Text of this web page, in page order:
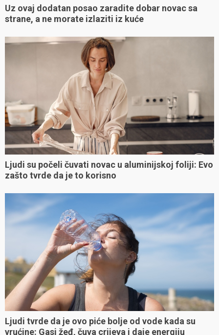
Uz ovaj dodatan posao zaradite dobar novac sa
strane, a ne morate izlaziti iz kuće
Ljudi su počeli čuvati novac u aluminijskoj foliji: Evo
zašto tvrde da je to korisno
Ljudi tvrde da je ovo piće bolje od vode kada su
vrućine: Gasi žeđ, čuva crijeva i daje energiju